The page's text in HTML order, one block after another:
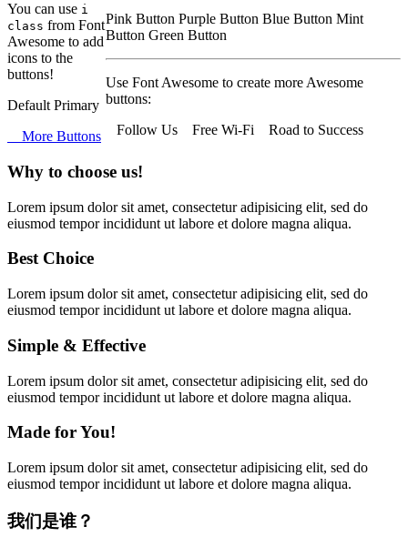
Pink Button Purple Button Blue Button Mint
Button Green Button
Use Font Awesome to create more Awesome
buttons:
Follow Us
Free Wi-Fi Road to Success
You can use i
class from Font
Awesome to add
icons to the
buttons!
Default Primary
More Buttons
Why to choose us!
Lorem ipsum dolor sit amet, consectetur adipisicing elit, sed do
eiusmod tempor incididunt ut labore et dolore magna aliqua.
BestChoice
Lorem ipsum dolor sit amet, consectetur adipisicing elit, sed do
eiusmod tempor incididunt ut labore et dolore magna aliqua.
Simple & Effective
Lorem ipsum dolor sit amet, consectetur adipisicing elit, sed do
eiusmod tempor incididunt ut labore et dolore magna aliqua.
Made for You!
Lorem ipsum dolor sit amet, consectetur adipisicing elit, sed do
eiusmod tempor incididunt ut labore et dolore magna aliqua.
我们是谁？